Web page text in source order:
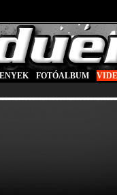
FOTÓALBUM